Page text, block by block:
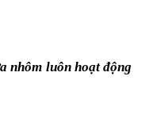
nhôm luôn hoạt động